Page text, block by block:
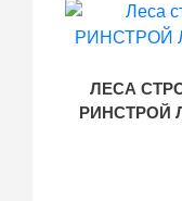
ЛЕСА
РИНСТРОЙ